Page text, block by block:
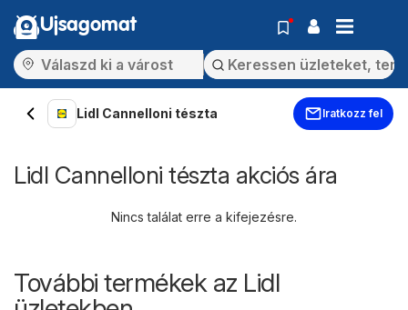
Ujsagomat
Lidl Cannelloni tészta Iratkozz fel
Lidl Cannelloni tészta akciós ára
Nincs találat erre a kifejezésre.
További termékek az Lidl